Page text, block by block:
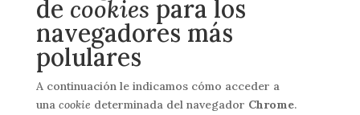
de cookies para los
navegadores más
polulares
A continuación le indicamos cómo acceder a
una cookie determinada del navegador Chrome.